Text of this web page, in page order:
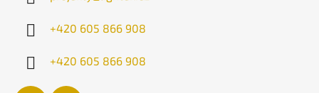
+420 605 866 908
+420 605 866 908